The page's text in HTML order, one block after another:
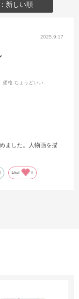
新しい順
2025.9.17
価格:ちょうどいい
ました。人物画を描
Like! 0